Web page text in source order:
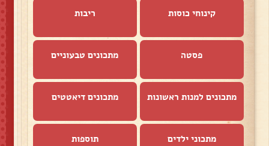
קינוחי כוסות ריבות
פסטה מתכונים טבעוניים
מתכונים למנות ראשונות מתכונים דיאטטים
מתכוני ילדים תוספות